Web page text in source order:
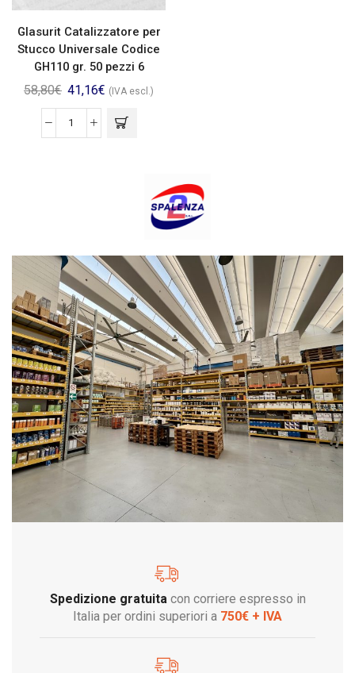
Glasurit Catalizzatore per
Stucco Universale Codice
GH110 gr. 50 pezzi 6
58,80€ 41,16€ (IVA escl.)
Spedizione gratuitacon corriere espresso in
Italia per ordini superiori a 750€ + IVA